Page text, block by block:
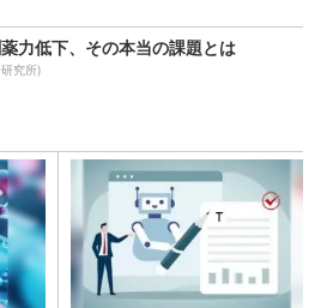
力低下、その本当の課題とは
究所)